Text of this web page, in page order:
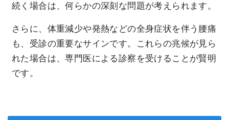
続く場合は、何らかの深刻な問題が考えられます。
さらに、体重減少や発熱などの全身症状を伴う腰痛
も、受診の重要なサインです。これらの兆候が見ら
れた場合は、専門医による診察を受けることが賢明
です。